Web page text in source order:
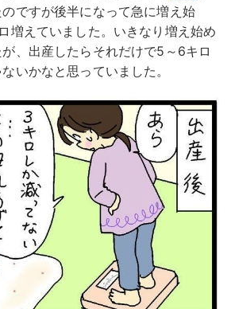
ですが後半になって急に増え始
増えていました。いきなり増え始め
、出産したらそれだけで5～6キロ
いかなと思っていました。